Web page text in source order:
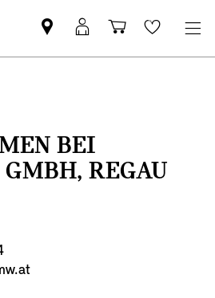
MINI
Partner
Mein
MINI
Shopping
cart
Wishlist
BEI
REGAU